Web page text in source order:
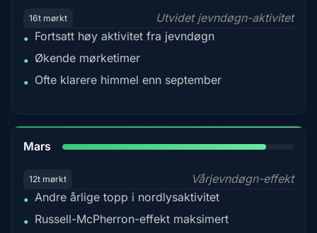
16t mørkt
Utvidet jevndøgn-aktivitet
• Fortsatt høy aktivitet fra jevndøgn
• Økende mørketimer
• Ofte klarere himmel enn september
Mars
12t mørkt
Vårjevndøgn-effekt
• Andre årlige topp i nordlysaktivitet
• Russell-McPherron-effekt maksimert